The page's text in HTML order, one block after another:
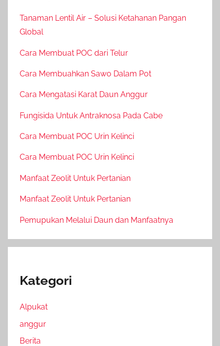
Tanaman Lentil Air – Solusi Ketahanan Pangan
Global
Cara Membuat POC dari Telur
Cara Membuahkan Sawo Dalam Pot
Cara Mengatasi Karat Daun Anggur
Fungisida Untuk Antraknosa Pada Cabe
Cara Membuat POC Urin Kelinci
Cara Membuat POC Urin Kelinci
Manfaat Zeolit Untuk Pertanian
Manfaat Zeolit Untuk Pertanian
Pemupukan Melalui Daun dan Manfaatnya
Kategori
Alpukat
anggur
Berita